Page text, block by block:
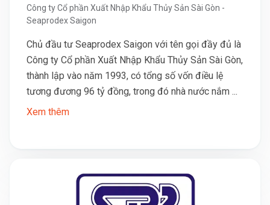
Công ty Cổ phần Xuất Nhập Khẩu Thủy Sản Sài Gòn -
Seaprodex Saigon
Chủ đầu tư Seaprodex Saigon với tên gọi đầy đủ là
Công ty Cổ phần Xuất Nhập Khẩu Thủy Sản Sài Gòn,
thành lập vào năm 1993, có tổng số vốn điều lệ
tương đương 96 tỷ đồng, trong đó nhà nước nắm ...
Xem thêm